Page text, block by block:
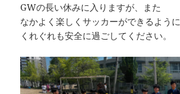
GWの長い休みに入りますが、また
なかよく楽しくサッカーができるように
くれぐれも安全に過ごしてください。